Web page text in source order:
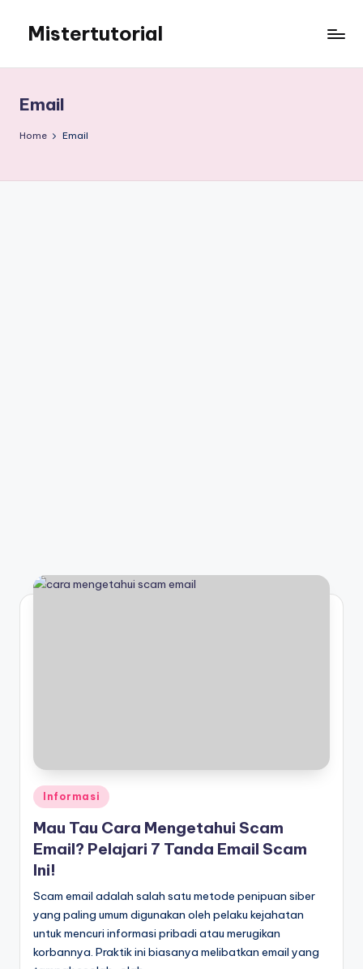
content
Mistertutorial
Android
&
iPhone
Email
Home Email
Posted
in
Informasi
Mau Tau Cara Mengetahui Scam
Email? Pelajari 7 Tanda Email Scam
Ini!
Scam email adalah salah satu metode penipuan siber
yang paling umum digunakan oleh pelaku kejahatan
untuk mencuri informasi pribadi atau merugikan
korbannya. Praktik ini biasanya melibatkan email yang